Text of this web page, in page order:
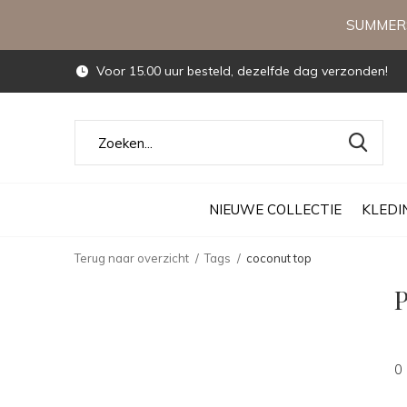
NIEUWE COLLECTIE
Voor 15.00 uur besteld, dezelfde dag verzonden!
Terug naar overzicht Tags coconut top
0